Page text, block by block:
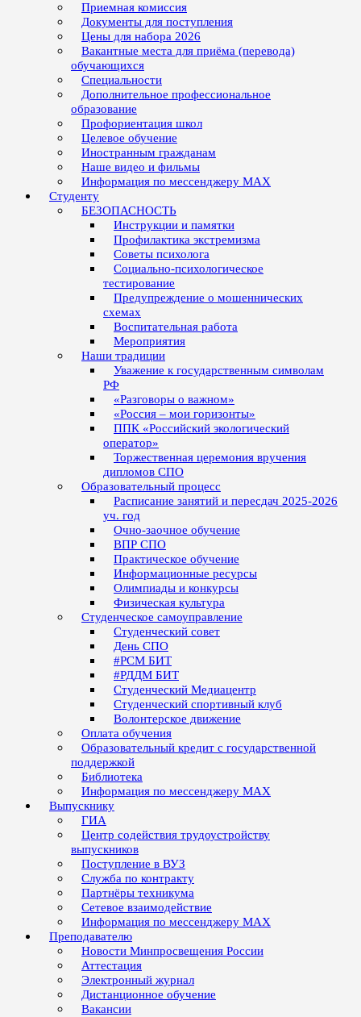
Приемная комиссия
Документы для поступления
Цены для набора 2026
Вакантные места для приёма (перевода)
обучающихся
Специальности
Дополнительное профессиональное
образование
Профориентация школ
Целевое обучение
Иностранным гражданам
Наше видео и фильмы
Информация по мессенджеру MAX
Студенту
БЕЗОПАСНОСТЬ
Инструкции и памятки
Профилактика экстремизма
Советы психолога
Социально-психологическое
тестирование
Предупреждение о мошеннических
схемах
Воспитательная работа
Мероприятия
Наши традиции
Уважение к государственным символам
РФ
«Разговоры о важном»
«Россия – мои горизонты»
ППК «Российский экологический
оператор»
Торжественная церемония вручения
дипломов СПО
Образовательный процесс
Расписание занятий и пересдач 2025-2026
уч. год
Очно-заочное обучение
ВПР СПО
Практическое обучение
Информационные ресурсы
Олимпиады и конкурсы
Физическая культура
Студенческое самоуправление
Студенческий совет
День СПО
#РСМ БИТ
#РДДМ БИТ
Студенческий Медиацентр
Студенческий спортивный клуб
Волонтерское движение
Оплата обучения
Образовательный кредит с государственной
поддержкой
Библиотека
Информация по мессенджеру MAX
Выпускнику
ГИА
Центр содействия трудоустройству
выпускников
Поступление в ВУЗ
Служба по контракту
Партнёры техникума
Сетевое взаимодействие
Информация по мессенджеру MAX
Преподавателю
Новости Минпросвещения России
Аттестация
Электронный журнал
Дистанционное обучение
Вакансии